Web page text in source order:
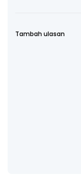
Tambah ulasan